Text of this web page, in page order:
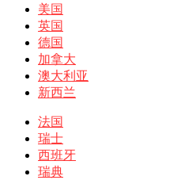
美国
英国
德国
加拿大
澳大利亚
新西兰
法国
瑞士
西班牙
瑞典